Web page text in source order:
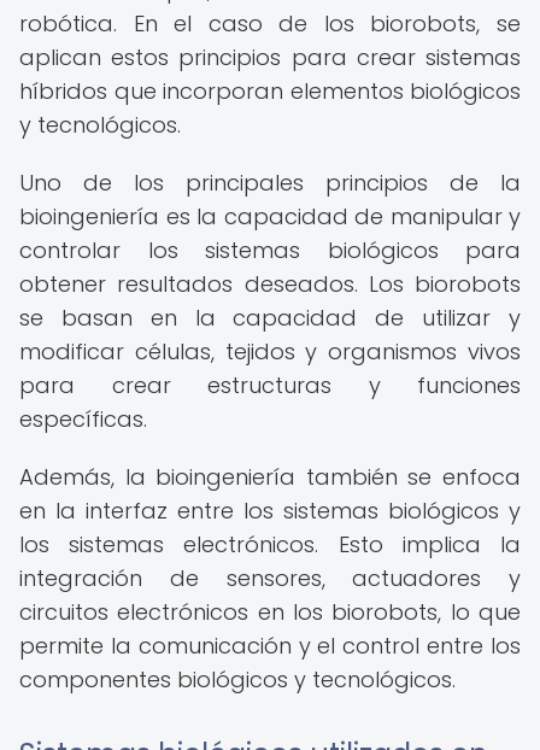
robótica. En el caso de los biorobots, se
aplican estos principios para crear sistemas
híbridos que incorporan elementos biológicos
y tecnológicos.
Uno de los principales principios de la
bioingeniería es la capacidad de manipular y
controlar los sistemas biológicos para
obtener resultados deseados. Los biorobots
se basan en la capacidad de utilizar y
modificar células, tejidos y organismos vivos
para crear estructuras y funciones
específicas.
Además, la bioingeniería también se enfoca
en la interfaz entre los sistemas biológicos y
los sistemas electrónicos. Esto implica la
integración de sensores, actuadores y
circuitos electrónicos en los biorobots, lo que
permite la comunicación y el control entre los
componentes biológicos y tecnológicos.